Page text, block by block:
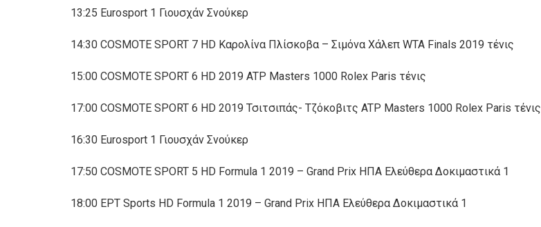
13:25 Eurosport 1 Γιουσχάν Σνούκερ
14:30 COSMOTE SPORT 7 HD Καρολίνα Πλίσκοβα – Σιμόνα Χάλεπ WTA Finals 2019 τένις
15:00 COSMOTE SPORT 6 HD 2019 ATP Masters 1000 Rolex Paris τένις
17:00 COSMOTE SPORT 6 HD 2019 Τσιτσιπάς- Τζόκοβιτς ATP Masters 1000 Rolex Paris τένις
16:30 Eurosport 1 Γιουσχάν Σνούκερ
17:50 COSMOTE SPORT 5 HD Formula 1 2019 – Grand Prix ΗΠΑ Ελεύθερα Δοκιμαστικά 1
18:00 ΕΡΤ Sports HD Formula 1 2019 – Grand Prix ΗΠΑ Ελεύθερα Δοκιμαστικά 1